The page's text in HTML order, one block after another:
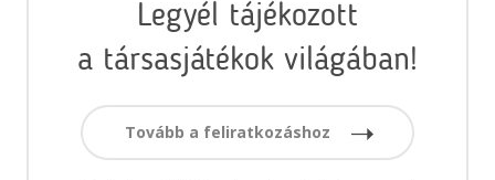
Legyél tájékozott
a társasjátékok világában!
Tovább a feliratkozáshoz